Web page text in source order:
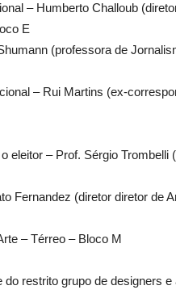
– Humberto Challoub
E
(professora de
– Rui Martins (ex-
eleitor – Prof. Sérgio Trombelli
Fernandez (diretor diretor de
– Térreo – Bloco M
restrito grupo de designers